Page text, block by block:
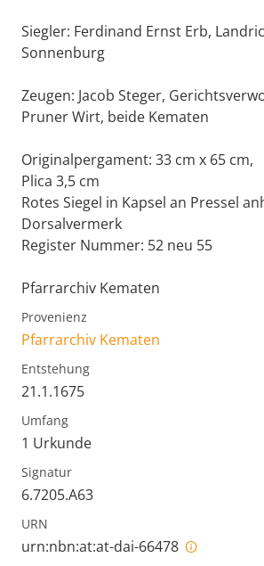
Siegler: Ferdinand Ernst Erb,
Sonnenburg
Zeugen: Jacob Steger,
Pruner Wirt, beide Kematen
Originalpergament: 33 cm x 65 cm,
Plica 3,5 cm
Rotes Siegel in Kapsel an Pressel
Dorsalvermerk
Register Nummer: 52 neu 55
Pfarrarchiv Kematen
Provenienz
Pfarrarchiv Kematen
Entstehung
21.1.1675
Umfang
1 Urkunde
Signatur
6.7205.A63
URN
urn:nbn:at:at-dai-66478